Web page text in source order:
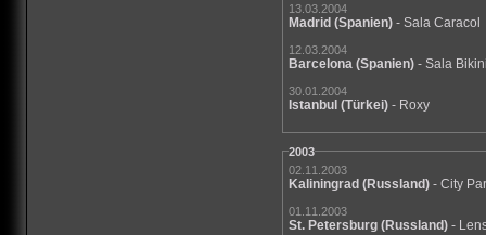
13.03.2004
Madrid (Spanien) - Sala Caracol
12.03.2004
Barcelona (Spanien) - Sala
30.01.2004
Istanbul (Türkei) - Roxy
2003
02.11.2003
Kaliningrad (Russland) - City
01.11.2003
St. Petersburg (Russland) -